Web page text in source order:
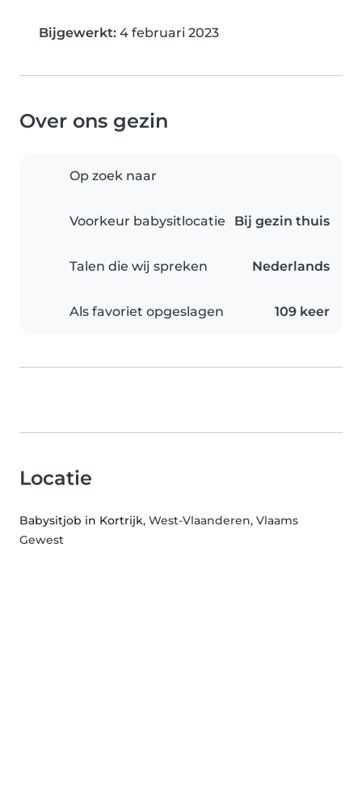
Bijgewerkt: 4 februari 2023
Over ons gezin
Op zoek naar
Voorkeur babysitlocatie Bij gezin thuis
Talen die wij spreken Nederlands
Als favoriet opgeslagen 109 keer
Locatie
Babysitjob in Kortrijk, West-Vlaanderen, Vlaams
Gewest